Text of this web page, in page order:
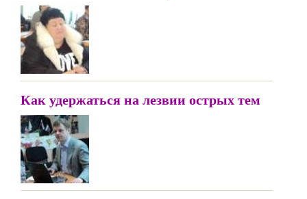
Как удержаться на лезвии острых тем